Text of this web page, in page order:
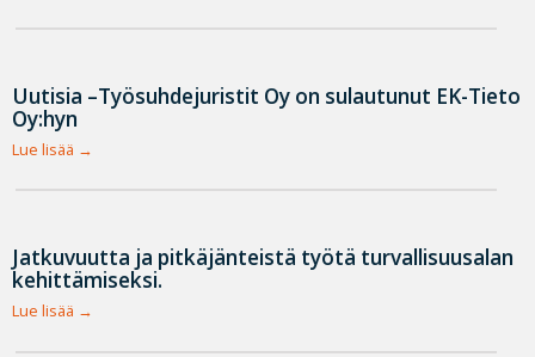
Uutisia –Työsuhdejuristit Oy on sulautunut EK-Tieto
Oy:hyn
Lue lisää
Jatkuvuutta ja pitkäjänteistä työtä turvallisuusalan
kehittämiseksi.
Lue lisää